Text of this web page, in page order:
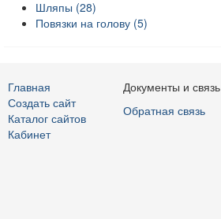
Шляпы (28)
Повязки на голову (5)
Главная
Создать сайт
Каталог сайтов
Кабинет
Документы и связь
Обратная связь